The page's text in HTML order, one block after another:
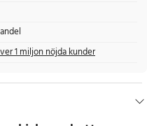
1 miljon nöjda kunder